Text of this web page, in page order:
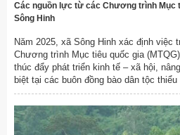
Các nguồn lực từ các Chương trình Mục
Sông Hinh
Năm 2025, xã Sông Hinh xác định việc
Chương trình Mục tiêu quốc gia
thúc đẩy phát triển kinh tế – xã hội,
biệt tại các buôn đồng bào dân tộc